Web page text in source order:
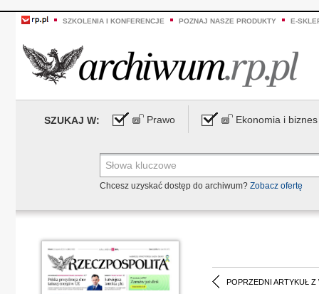
SZKOLENIA I KONFERENCJE POZNAJ NASZE PRODUKTY E-
SZUKAJ W: Prawo Ekonomia i biznes
Chcesz uzyskać dostęp do archiwum? Zobacz ofertę
POPRZEDNI ARTYKUŁ Z